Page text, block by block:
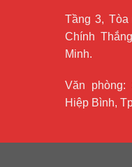
Tầng 3,
Chính
Minh.
Văn
Hiệp Bình,